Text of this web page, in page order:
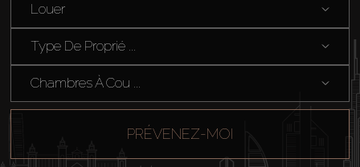
Louer
Type De Proprié ...
Chambres À Cou ...
PRÉVENEZ-MOI